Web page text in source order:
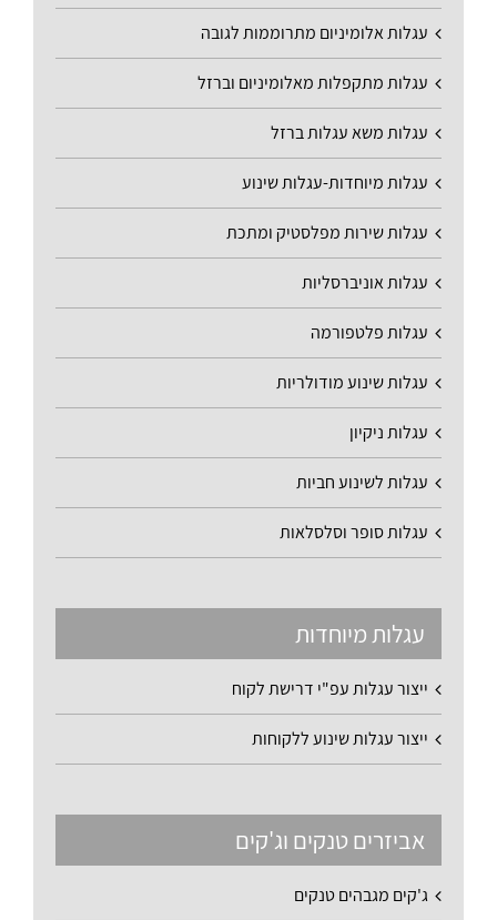
עגלות אלומיניום מתרוממות לגובה
עגלות מתקפלות מאלומיניום וברזל
עגלות משא עגלות ברזל
עגלות מיוחדות-עגלות שינוע
עגלות שירות מפלסטיק ומתכת
עגלות אוניברסליות
עגלות פלטפורמה
עגלות שינוע מודולריות
עגלות ניקיון
עגלות לשינוע חביות
עגלות סופר וסלסלאות
עגלות מיוחדות
ייצור עגלות עפ"י דרישת לקוח
ייצור עגלות שינוע ללקוחות
אביזרים טנקים וג'קים
ג'קים מגבהים טנקים